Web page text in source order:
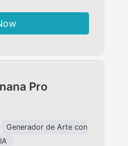
Pro
Generador de Arte con
IA